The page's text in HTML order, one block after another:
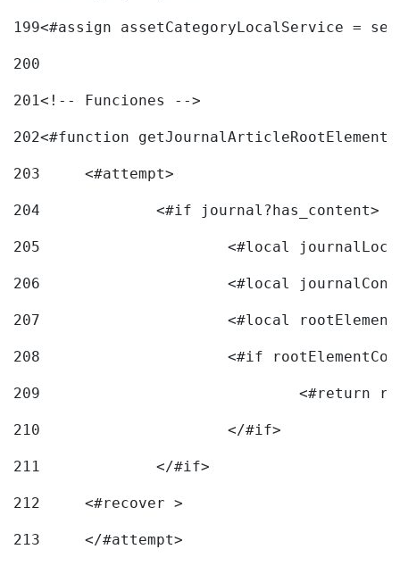
199<#assign assetCategoryLocalService =
200
201<!-- Funciones -->
202<#function
203
	<#attempt>
204
		<#if journal?has_content>
205
206
207
<#local
208
209
210
			</#if>
211
212
	<#recover >
213